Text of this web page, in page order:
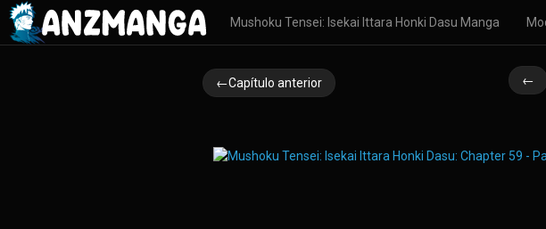
Mushoku Tensei: Isekai Ittara Honki Dasu Manga
←Capítulo anterior ←